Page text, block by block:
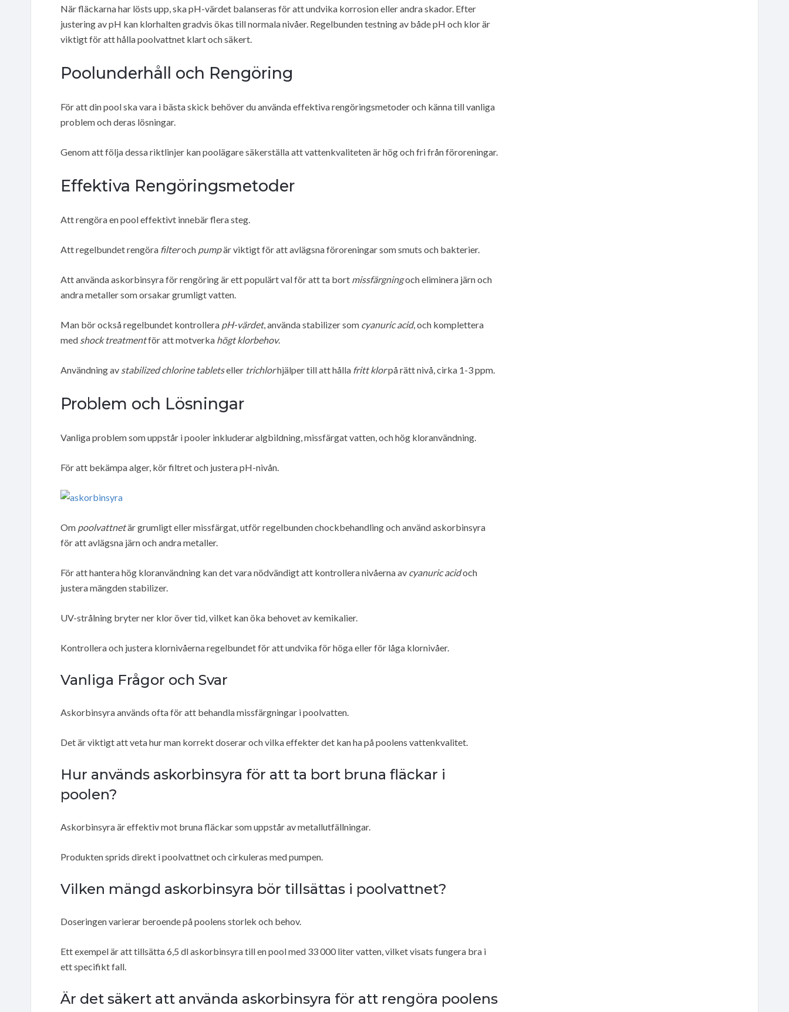
När fläckarna har lösts upp, ska pH-värdet balanseras för att undvika korrosion eller andra skador. Efter
justering av pH kan klorhalten gradvis ökas till normala nivåer. Regelbunden testning av både pH och klor är
viktigt för att hålla poolvattnet klart och säkert.
Poolunderhåll och Rengöring
För att din pool ska vara i bästa skick behöver du använda effektiva rengöringsmetoder och känna till vanliga
problem och deras lösningar.
Genom att följa dessa riktlinjer kan poolägare säkerställa att vattenkvaliteten är hög och fri från föroreningar.
Effektiva Rengöringsmetoder
Att rengöra en pool effektivt innebär flera steg.
Att regelbundet rengöra filteroch pumpär viktigt för att avlägsna föroreningar som smuts och bakterier.
Att använda askorbinsyra för rengöring är ett populärt val för att ta bort missfärgningoch eliminera järn och
andra metaller som orsakar grumligt vatten.
Man bör också regelbundet kontrollera pH-värdet, använda stabilizer som cyanuric acid, och komplettera
med shock treatmentför att motverka högt klorbehov.
Användning av stabilized chlorine tabletseller trichlorhjälper till att hålla fritt klorpå rätt nivå, cirka 1-3 ppm.
Problem och Lösningar
Vanliga problem som uppstår i pooler inkluderar algbildning, missfärgat vatten, och hög kloranvändning.
För att bekämpa alger, kör filtret och justera pH-nivån.
Om poolvattnetär grumligt eller missfärgat, utför regelbunden chockbehandling och använd askorbinsyra
för att avlägsna järn och andra metaller.
För att hantera hög kloranvändning kan det vara nödvändigt att kontrollera nivåerna av cyanuric acidoch
justera mängden stabilizer.
UV-strålning bryter ner klor över tid, vilket kan öka behovet av kemikalier.
Kontrollera och justera klornivåerna regelbundet för att undvika för höga eller för låga klornivåer.
Vanliga Frågor och Svar
Askorbinsyra används ofta för att behandla missfärgningar i poolvatten.
Det är viktigt att veta hur man korrekt doserar och vilka effekter det kan ha på poolens vattenkvalitet.
Hur används askorbinsyra för att ta bort bruna fläckar i
poolen?
Askorbinsyra är effektiv mot bruna fläckar som uppstår av metallutfällningar.
Produkten sprids direkt i poolvattnet och cirkuleras med pumpen.
Vilken mängd askorbinsyra bör tillsättas i poolvattnet?
Doseringen varierar beroende på poolens storlek och behov.
Ett exempel är att tillsätta 6,5 dl askorbinsyra till en pool med 33 000 liter vatten, vilket visats fungera bra i
ett specifikt fall.
Är det säkert att använda askorbinsyra för att rengöra poolens